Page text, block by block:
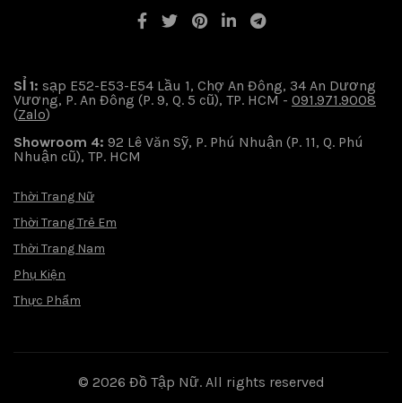
SỈ 1: sạp E52-E53-E54 Lầu 1, Chợ An Đông, 34 An Dương
Vương, P. An Đông (P. 9, Q. 5 cũ), TP. HCM - 091.971.9008
(Zalo)
Showroom 4: 92 Lê Văn Sỹ, P. Phú Nhuận (P. 11, Q. Phú
Nhuận cũ), TP. HCM
Thời Trang Nữ
Thời Trang Trẻ Em
Thời Trang Nam
Phụ Kiện
Thực Phẩm
© 2026 Đồ Tập Nữ. All rights reserved